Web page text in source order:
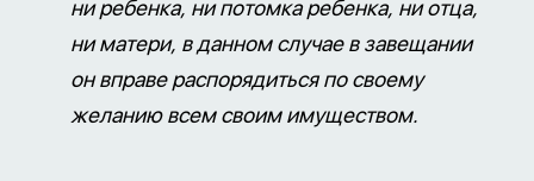
ни ребенка, ни потомка ребенка, ни отца,
ни матери, в данном случае в завещании
он вправе распорядиться по своему
желанию всем своим имуществом.